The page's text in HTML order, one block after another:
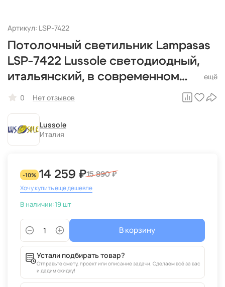
Артикул: LSP-7422
Потолочный светильник Lampasas
LSP-7422 Lussole светодиодный,
итальянский, в современном
стиле
0 Нет отзывов
Lussole
Италия
-10% 14 259 ₽15 890 ₽
Хочу купить еще дешевле
В наличии:19 шт
В корзину
Устали подбирать товар?
Отправьте смету, проект или описание задачи. Сделаем всё за вас
и дадим скидку!